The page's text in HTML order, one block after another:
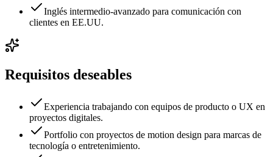
Inglés intermedio-avanzado para comunicación con
clientes en EE.UU.
Requisitos deseables
Experiencia trabajando con equipos de producto o UX en
proyectos digitales.
Portfolio con proyectos de motion design para marcas de
tecnología o entretenimiento.